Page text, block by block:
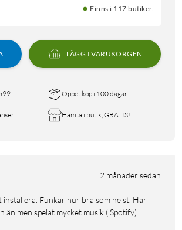
Finns i 117 butiker.
LÄGG I VARUKORGEN
Öppet köp i 100 dagar
Hämta i butik, GRATIS!
2 månader sedan
än men spelat mycket musik ( Spotify)